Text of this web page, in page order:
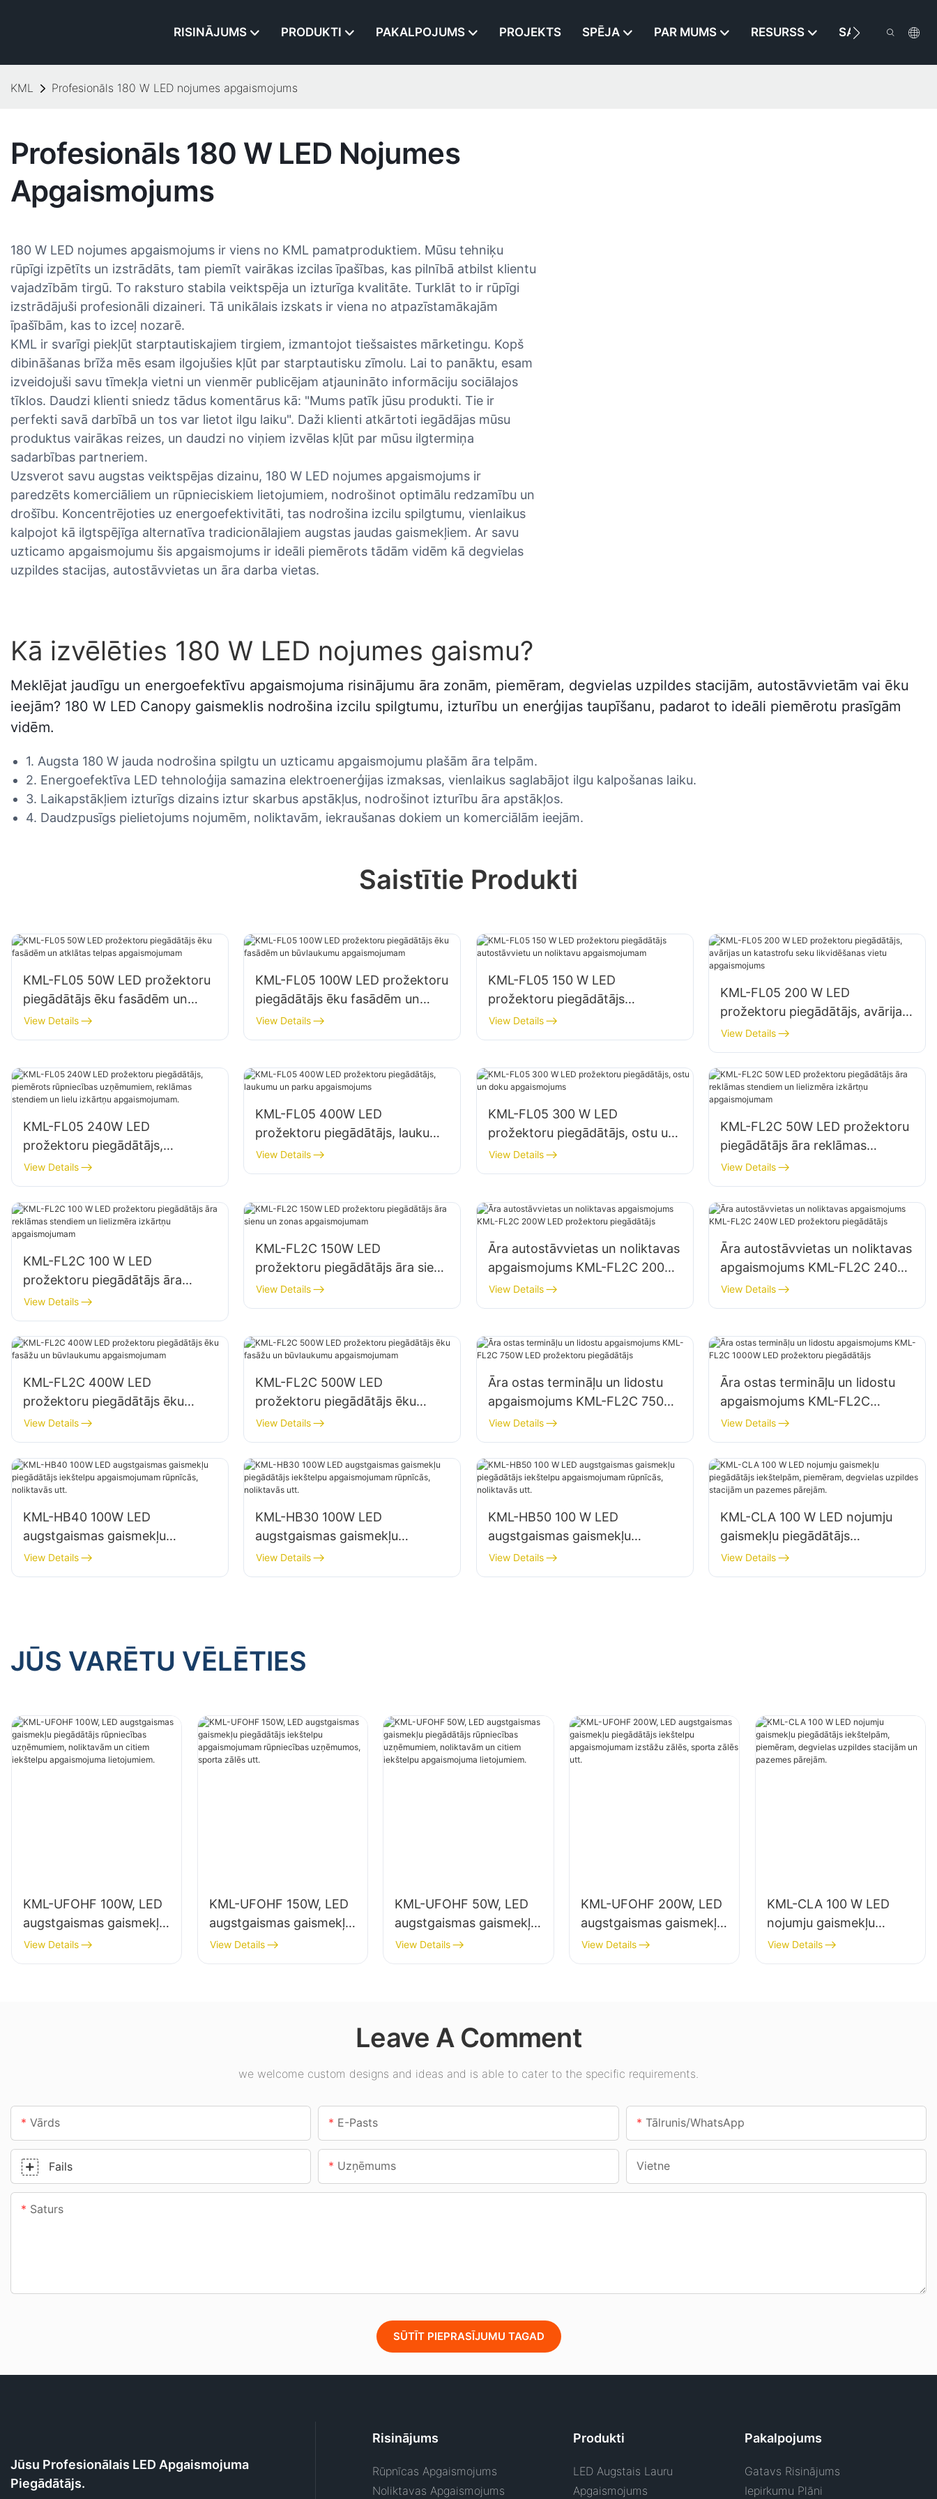
RISINĀJUMS PRODUKTI PAKALPOJUMS PROJEKTS SPĒJA PAR MUMS RESURSS SAZINIETIES AR
KML Profesionāls 180 W LED nojumes apgaismojums
Profesionāls 180 W LED Nojumes
Apgaismojums
180 W LED nojumes apgaismojums ir viens no KML pamatproduktiem. Mūsu tehniķu
rūpīgi izpētīts un izstrādāts, tam piemīt vairākas izcilas īpašības, kas pilnībā atbilst klientu
vajadzībām tirgū. To raksturo stabila veiktspēja un izturīga kvalitāte. Turklāt to ir rūpīgi
izstrādājuši profesionāli dizaineri. Tā unikālais izskats ir viena no atpazīstamākajām
īpašībām, kas to izceļ nozarē.
KML ir svarīgi piekļūt starptautiskajiem tirgiem, izmantojot tiešsaistes mārketingu. Kopš
dibināšanas brīža mēs esam ilgojušies kļūt par starptautisku zīmolu. Lai to panāktu, esam
izveidojuši savu tīmekļa vietni un vienmēr publicējam atjaunināto informāciju sociālajos
tīklos. Daudzi klienti sniedz tādus komentārus kā: "Mums patīk jūsu produkti. Tie ir
perfekti savā darbībā un tos var lietot ilgu laiku". Daži klienti atkārtoti iegādājas mūsu
produktus vairākas reizes, un daudzi no viņiem izvēlas kļūt par mūsu ilgtermiņa
sadarbības partneriem.
Uzsverot savu augstas veiktspējas dizainu, 180 W LED nojumes apgaismojums ir
paredzēts komerciāliem un rūpnieciskiem lietojumiem, nodrošinot optimālu redzamību un
drošību. Koncentrējoties uz energoefektivitāti, tas nodrošina izcilu spilgtumu, vienlaikus
kalpojot kā ilgtspējīga alternatīva tradicionālajiem augstas jaudas gaismekļiem. Ar savu
uzticamo apgaismojumu šis apgaismojums ir ideāli piemērots tādām vidēm kā degvielas
uzpildes stacijas, autostāvvietas un āra darba vietas.
Kā izvēlēties 180 W LED nojumes gaismu?
Meklējat jaudīgu un energoefektīvu apgaismojuma risinājumu āra zonām, piemēram, degvielas uzpildes stacijām, autostāvvietām vai ēku
ieejām? 180 W LED Canopy gaismeklis nodrošina izcilu spilgtumu, izturību un enerģijas taupīšanu, padarot to ideāli piemērotu prasīgām
vidēm.
1. Augsta 180 W jauda nodrošina spilgtu un uzticamu apgaismojumu plašām āra telpām.
2. Energoefektīva LED tehnoloģija samazina elektroenerģijas izmaksas, vienlaikus saglabājot ilgu kalpošanas laiku.
3. Laikapstākļiem izturīgs dizains iztur skarbus apstākļus, nodrošinot izturību āra apstākļos.
4. Daudzpusīgs pielietojums nojumēm, noliktavām, iekraušanas dokiem un komerciālām ieejām.
Saistītie Produkti
KML-FL05 50W LED prožektoru
piegādātājs ēku fasādēm un
atklātas telpas apgaismojumam
View Details
KML-FL05 100W LED prožektoru
piegādātājs ēku fasādēm un
būvlaukumu apgaismojumam
View Details
KML-FL05 150 W LED
prožektoru piegādātājs
autostāvvietu un noliktavu
apgaismojumam
View Details
KML-FL05 200 W LED
prožektoru piegādātājs, avārijas
un katastrofu seku likvidēšanas
vietu apgaismojums
View Details
KML-FL05 240W LED
prožektoru piegādātājs,
piemērots rūpniecības
uzņēmumiem, reklāmas
stendiem un lielu izkārtņu
apgaismojumam.
View Details
KML-FL05 400W LED
prožektoru piegādātājs, laukumu
un parku apgaismojums
View Details
KML-FL05 300 W LED
prožektoru piegādātājs, ostu un
doku apgaismojums
View Details
KML-FL2C 50W LED prožektoru
piegādātājs āra reklāmas
stendiem un lielizmēra izkārtņu
apgaismojumam
View Details
KML-FL2C 100 W LED
prožektoru piegādātājs āra
reklāmas stendiem un lielizmēra
izkārtņu apgaismojumam
View Details
KML-FL2C 150W LED
prožektoru piegādātājs āra sienu
un zonas apgaismojumam
View Details
Āra autostāvvietas un noliktavas
apgaismojums KML-FL2C 200W
LED prožektoru piegādātājs
View Details
Āra autostāvvietas un noliktavas
apgaismojums KML-FL2C 240W
LED prožektoru piegādātājs
View Details
KML-FL2C 400W LED
prožektoru piegādātājs ēku
fasāžu un būvlaukumu
apgaismojumam
View Details
KML-FL2C 500W LED
prožektoru piegādātājs ēku
fasāžu un būvlaukumu
apgaismojumam
View Details
Āra ostas termināļu un lidostu
apgaismojums KML-FL2C 750W
LED prožektoru piegādātājs
View Details
Āra ostas termināļu un lidostu
apgaismojums KML-FL2C
1000W LED prožektoru
piegādātājs
View Details
KML-HB40 100W LED
augstgaismas gaismekļu
piegādātājs iekštelpu
apgaismojumam rūpnīcās,
View Details
KML-HB30 100W LED
augstgaismas gaismekļu
piegādātājs iekštelpu
apgaismojumam rūpnīcās,
View Details
KML-HB50 100 W LED
augstgaismas gaismekļu
piegādātājs iekštelpu
apgaismojumam rūpnīcās,
View Details
KML-CLA 100 W LED nojumju
gaismekļu piegādātājs
iekštelpām, piemēram, degvielas
uzpildes stacijām un pazemes
View Details
JŪS VARĒTU VĒLĒTIES
KML-UFOHF 100W, LED
augstgaismas gaismekļu
piegādātājs rūpniecības
uzņēmumiem,
View Details
KML-UFOHF 150W, LED
augstgaismas gaismekļu
piegādātājs iekštelpu
apgaismojumam
View Details
KML-UFOHF 50W, LED
augstgaismas gaismekļu
piegādātājs rūpniecības
uzņēmumiem,
View Details
KML-UFOHF 200W, LED
augstgaismas gaismekļu
piegādātājs iekštelpu
apgaismojumam izstāžu
View Details
KML-CLA 100 W LED
nojumju gaismekļu
piegādātājs iekštelpām,
piemēram, degvielas
View Details
Leave A Comment
we welcome custom designs and ideas and is able to cater to the specific requirements.
Vārds E-Pasts Tālrunis/WhatsApp
Fails Uzņēmums Vietne
Saturs
SŪTĪT PIEPRASĪJUMU TAGAD
Jūsu Profesionālais LED Apgaismojuma
Piegādātājs.
Risinājums
Rūpnīcas Apgaismojums
Noliktavas Apgaismojums
Produkti
LED Augstais Lauru
Apgaismojums
Pakalpojums
Gatavs Risinājums
Iepirkumu Plāni